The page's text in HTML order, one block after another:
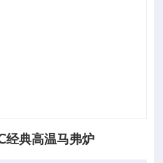
经典高温马弗炉